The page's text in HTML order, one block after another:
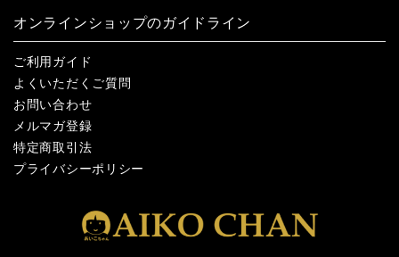
オンラインショップのガイドライン
ご利用ガイド
よくいただくご質問
お問い合わせ
メルマガ登録
特定商取引法
プライバシーポリシー